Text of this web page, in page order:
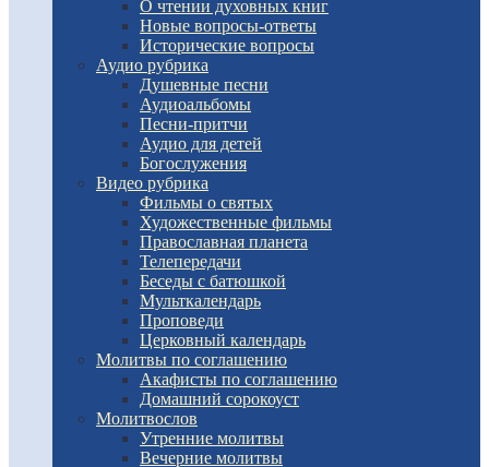
О чтении духовных книг
Новые вопросы-ответы
Исторические вопросы
Аудио рубрика
Душевные песни
Аудиоальбомы
Песни-притчи
Аудио для детей
Богослужения
Видео рубрика
Фильмы о святых
Художественные фильмы
Православная планета
Телепередачи
Беседы с батюшкой
Мульткалендарь
Проповеди
Церковный календарь
Молитвы по соглашению
Акафисты по соглашению
Домашний сорокоуст
Молитвослов
Утренние молитвы
Вечерние молитвы